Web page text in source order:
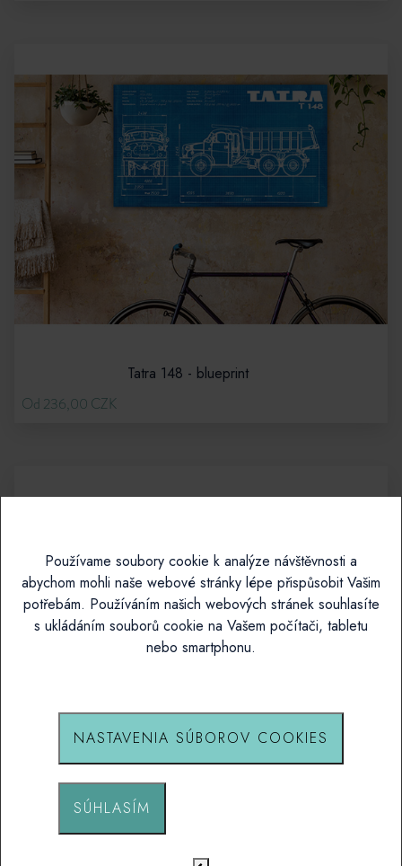
Používame soubory cookie k analýze návštěvnosti a
abychom mohli naše webové stránky lépe přispůsobit Vašim
potřebám. Používáním našich webových stránek souhlasíte
s ukládáním souborů cookie na Vašem počítači, tabletu
nebo smartphonu.
NASTAVENIA SÚBOROV COOKIES
SÚHLASÍM
Tatra 148 - blueprint
Od 236,00 CZK
Praga V3S - blueprint - modrý
Od 199,00 CZK